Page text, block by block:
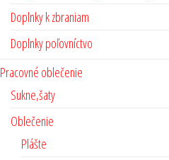
Doplnky k zbraniam
Doplnky poľovníctvo
Pracovné oblečenie
Sukne,šaty
Oblečenie
Plášte